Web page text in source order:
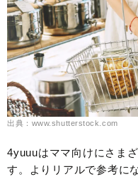
出典：www.shutterstock.com
4yuuuはママ向けにさま
す。よりリアルで参考に